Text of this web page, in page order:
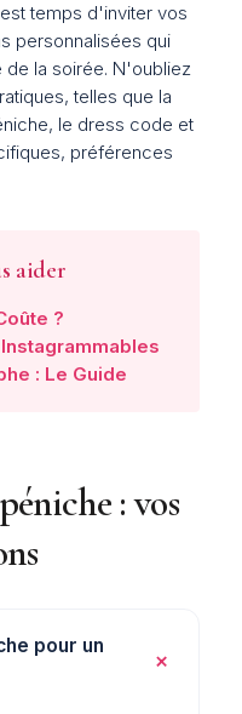
temps d'inviter vos
personnalisées qui
la soirée. N'oubliez
telles que la
le dress code et
préférences
aider
?
: Le Guide
: vos
pour un